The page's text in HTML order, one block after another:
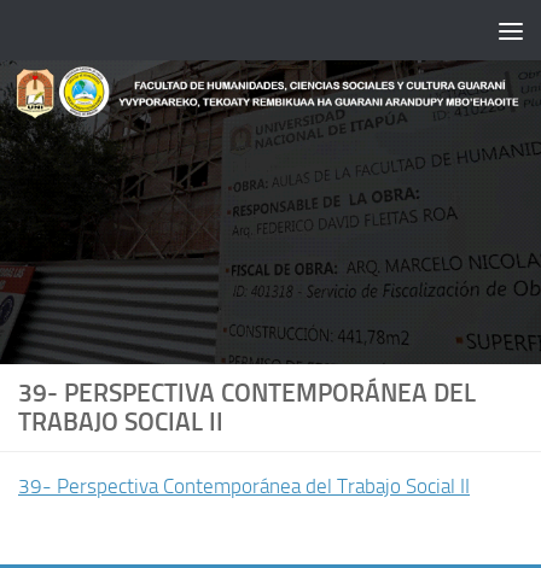
39- PERSPECTIVA CONTEMPORÁNEA DEL
TRABAJO SOCIAL II
39- Perspectiva Contemporánea del Trabajo Social II